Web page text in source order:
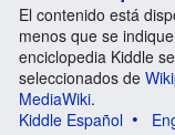
El contenido está
menos que se
enciclopedia Kiddle
seleccionados de
MediaWiki.
Kiddle Español